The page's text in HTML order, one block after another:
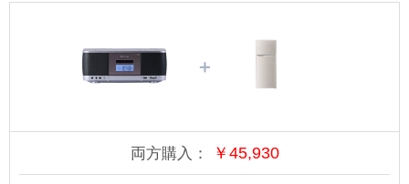
＋
両方購入： ￥ 45,930